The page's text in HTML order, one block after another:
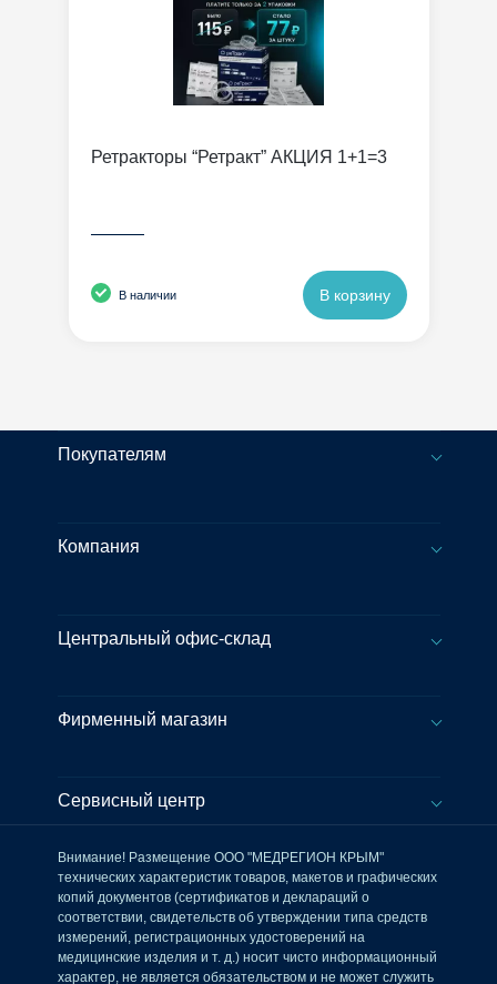
Ретракторы “Ретракт” АКЦИЯ 1+1=3
———
В наличии В корзину
Покупателям
Компания
Центральный офис-склад
Фирменный магазин
Сервисный центр
Внимание! Размещение ООО "МЕДРЕГИОН КРЫМ"
технических характеристик товаров, макетов и графических
копий документов (сертификатов и деклараций о
соответствии, свидетельств об утверждении типа средств
измерений, регистрационных удостоверений на
медицинские изделия и т. д.) носит чисто информационный
характер, не является обязательством и не может служить